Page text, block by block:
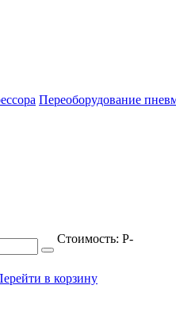
Переоборудование
Стоимость: Р-
в корзину